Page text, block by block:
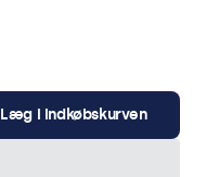
Læg i indkøbskurven